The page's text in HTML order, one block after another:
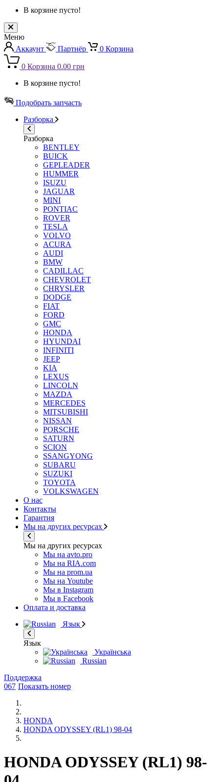
В корзине пусто!
Меню
Аккаунт
Партнёр 0 Корзина
0 Корзина 0.00 грн
В корзине пусто!
Подобрать запчасть
Разборка
Разборка
BENTLEY
BUICK
GEPLEADER
HUMMER
ISUZU
JAGUAR
MINI
PONTIAC
ROVER
TESLA
VOLVO
ACURA
AUDI
BMW
CADILLAC
CHEVROLET
CHRYSLER
DODGE
FIAT
FORD
GMC
HONDA
HYUNDAI
INFINITI
JEEP
KIA
LEXUS
LINCOLN
MAZDA
MERCEDES
MITSUBISHI
NISSAN
PORSCHE
SATURN
SCION
SSANGYONG
SUBARU
SUZUKI
TOYOTA
VOLKSWAGEN
О нас
Контакты
Гарантия
Мы на других ресурсах
Мы на других ресурсах
Мы на avto.pro
Мы на RIA.com
Мы на prom.ua
Мы на Youtube
Мы в Instagram
Мы в Facebook
Оплата и доставка
Язык
Язык
Українська
Russian
Поддержка
067 Показать номер
HONDA
HONDA ODYSSEY (RL1) 98-04
HONDA ODYSSEY (RL1) 98-